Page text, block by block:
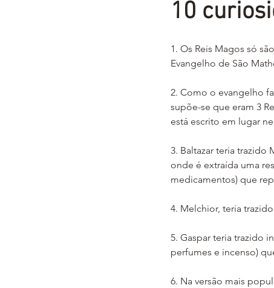
10
1. Os Reis Magos só
Evangelho de São
2. Como o evangelho
supõe-se que eram 3
está escrito em lugar
3. Baltazar teria trazido
onde é extraída uma
medicamentos) que
4. Melchior, teria
5. Gaspar teria trazido
perfumes e incenso)
6. Na versão mais